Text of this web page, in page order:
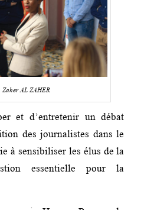
Zaher AL ZAHER
et d’entretenir un débat
des journalistes dans le
à sensibiliser les élus de la
essentielle pour la